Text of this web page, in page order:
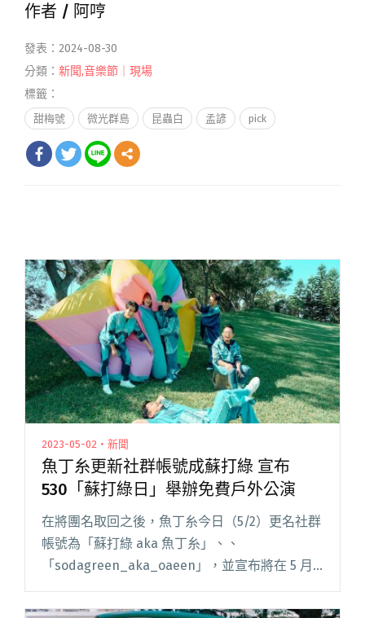
作者 / 阿哼
發表：2024-08-30
分類： 新聞,音樂節｜現場
標籤：
甜梅號 微光群島 昆蟲白 孟諺 pick
2023-05-02・新聞
魚丁糸更新社群帳號成蘇打綠 宣布
530「蘇打綠日」舉辦免費戶外公演
在將團名取回之後，魚丁糸今日（5/2）更名社群
帳號為「蘇打綠 aka 魚丁糸」、、
「sodagreen_aka_oaeen」，並宣布將在 5 月
事，於晚間 7 點半在兩廳院藝文廣場帶來《閱讀